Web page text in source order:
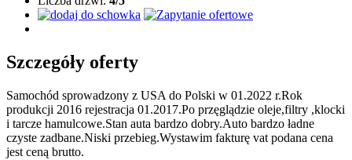
Szczegóły oferty
Samochód sprowadzony z USA do Polski w 01.2022 r.Rok
produkcji 2016 rejestracja 01.2017.Po przęglądzie oleje,filtry ,klocki
i tarcze hamulcowe.Stan auta bardzo dobry.Auto bardzo ładne
czyste zadbane.Niski przebieg.Wystawim fakturę vat podana cena
jest ceną brutto.